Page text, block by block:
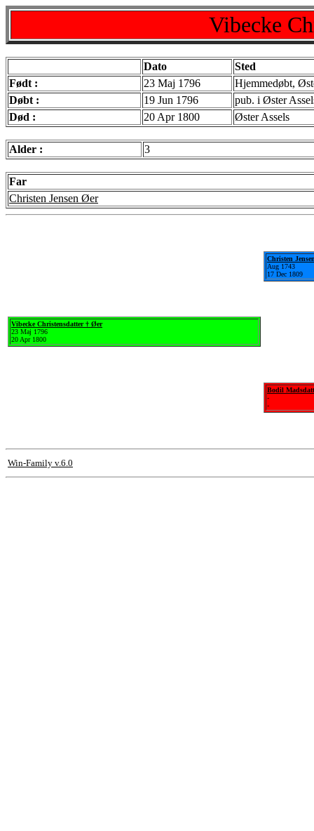
Vibecke
Dato
Sted
Født :
23 Maj 1796
Hjemmedøbt,
Døbt :
19 Jun 1796
pub. i Øster
Død :
20 Apr 1800 Øster Assels
Alder : 3
Far
Christen Jensen Øer
Vibecke Christensdatter † Øer
23 Maj 1796
20 Apr 1800
Christen
Aug 1743
17 Dec 1809
Bodil
-
-
Win-Family v.6.0